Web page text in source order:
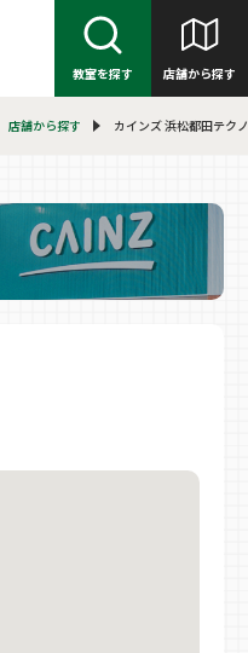
教室を探す 店舗から探す
店舗から探す カインズ 浜松都田テク